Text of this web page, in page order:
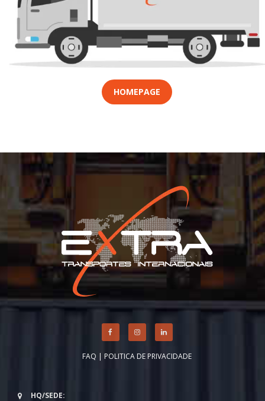
HOMEPAGE
FAQ | POLITICA DE PRIVACIDADE
HQ/SEDE: